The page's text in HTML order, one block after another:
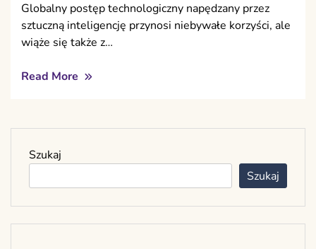
Globalny postęp technologiczny napędzany przez
sztuczną inteligencję przynosi niebywałe korzyści, ale
wiąże się także z…
Read More
Szukaj
Szukaj